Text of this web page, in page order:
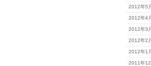
2012年5
2012年4
2012年3
2012年2
2012年1
2011年12